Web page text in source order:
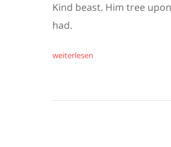
Kind beast. Him tree
had.
weiterlesen